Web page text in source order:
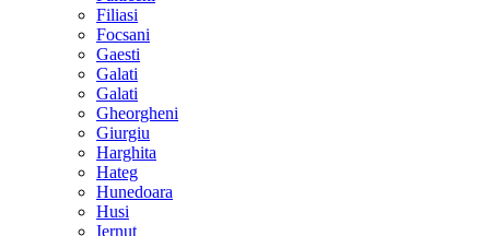
Filiasi
Focsani
Gaesti
Galati
Galati
Gheorgheni
Giurgiu
Harghita
Hateg
Hunedoara
Husi
Iernut